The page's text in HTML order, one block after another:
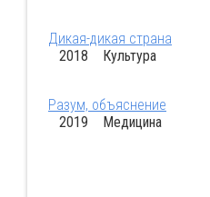
Дикая-дикая страна
2018 Культура
Разум, объяснение
2019 Медицина